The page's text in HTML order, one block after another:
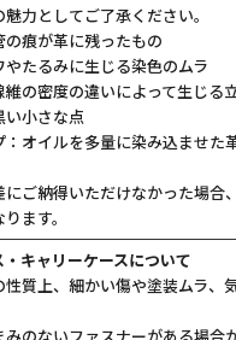
力としてご了承ください。
の痕が革に残ったもの
やたるみに生じる染色のムラ
維の密度の違いによって生じる
い小さな点
：オイルを多量に染み込ませた
にご納得いただけなかった場合
ます。
キャリーケースについて
性質上、細かい傷や塗装ムラ、